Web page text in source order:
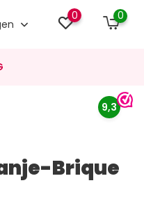
0 0
9,3
Brique